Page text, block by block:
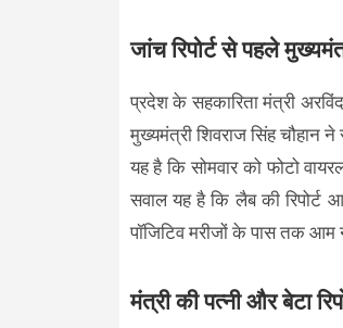
जांच रिपोर्ट से पहले
प्रदेश के सहकारिता मंत्री
मुख्यमंत्री शिवराज सिंह चौहान
यह है कि सोमवार को फोटो
सवाल यह है कि लैब की रिपोर्ट
पॉजिटिव मरीजों के पास तक आम
मंत्री की पत्नी और बेटा